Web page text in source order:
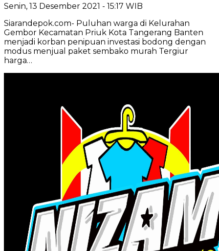
Senin, 13 Desember 2021 - 15:17 WIB
Siarandepok.com- Puluhan warga di Kelurahan
Gembor Kecamatan Priuk Kota Tangerang Banten
menjadi korban penipuan investasi bodong dengan
modus menjual paket sembako murah Tergiur
harga…